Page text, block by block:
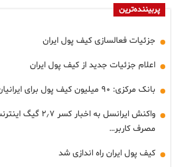
پربیننده‌ترین
جزئیات فعالسازی کیف پول ایران
اعلام جزئیات جدید از کیف پول ایران
بانک مرکزی: ۹۰ میلیون کیف پول برای ایرانیان ساخته شد
واکنش ایرانسل به
مصرف کاربر…
کیف پول ایران راه اندازی شد